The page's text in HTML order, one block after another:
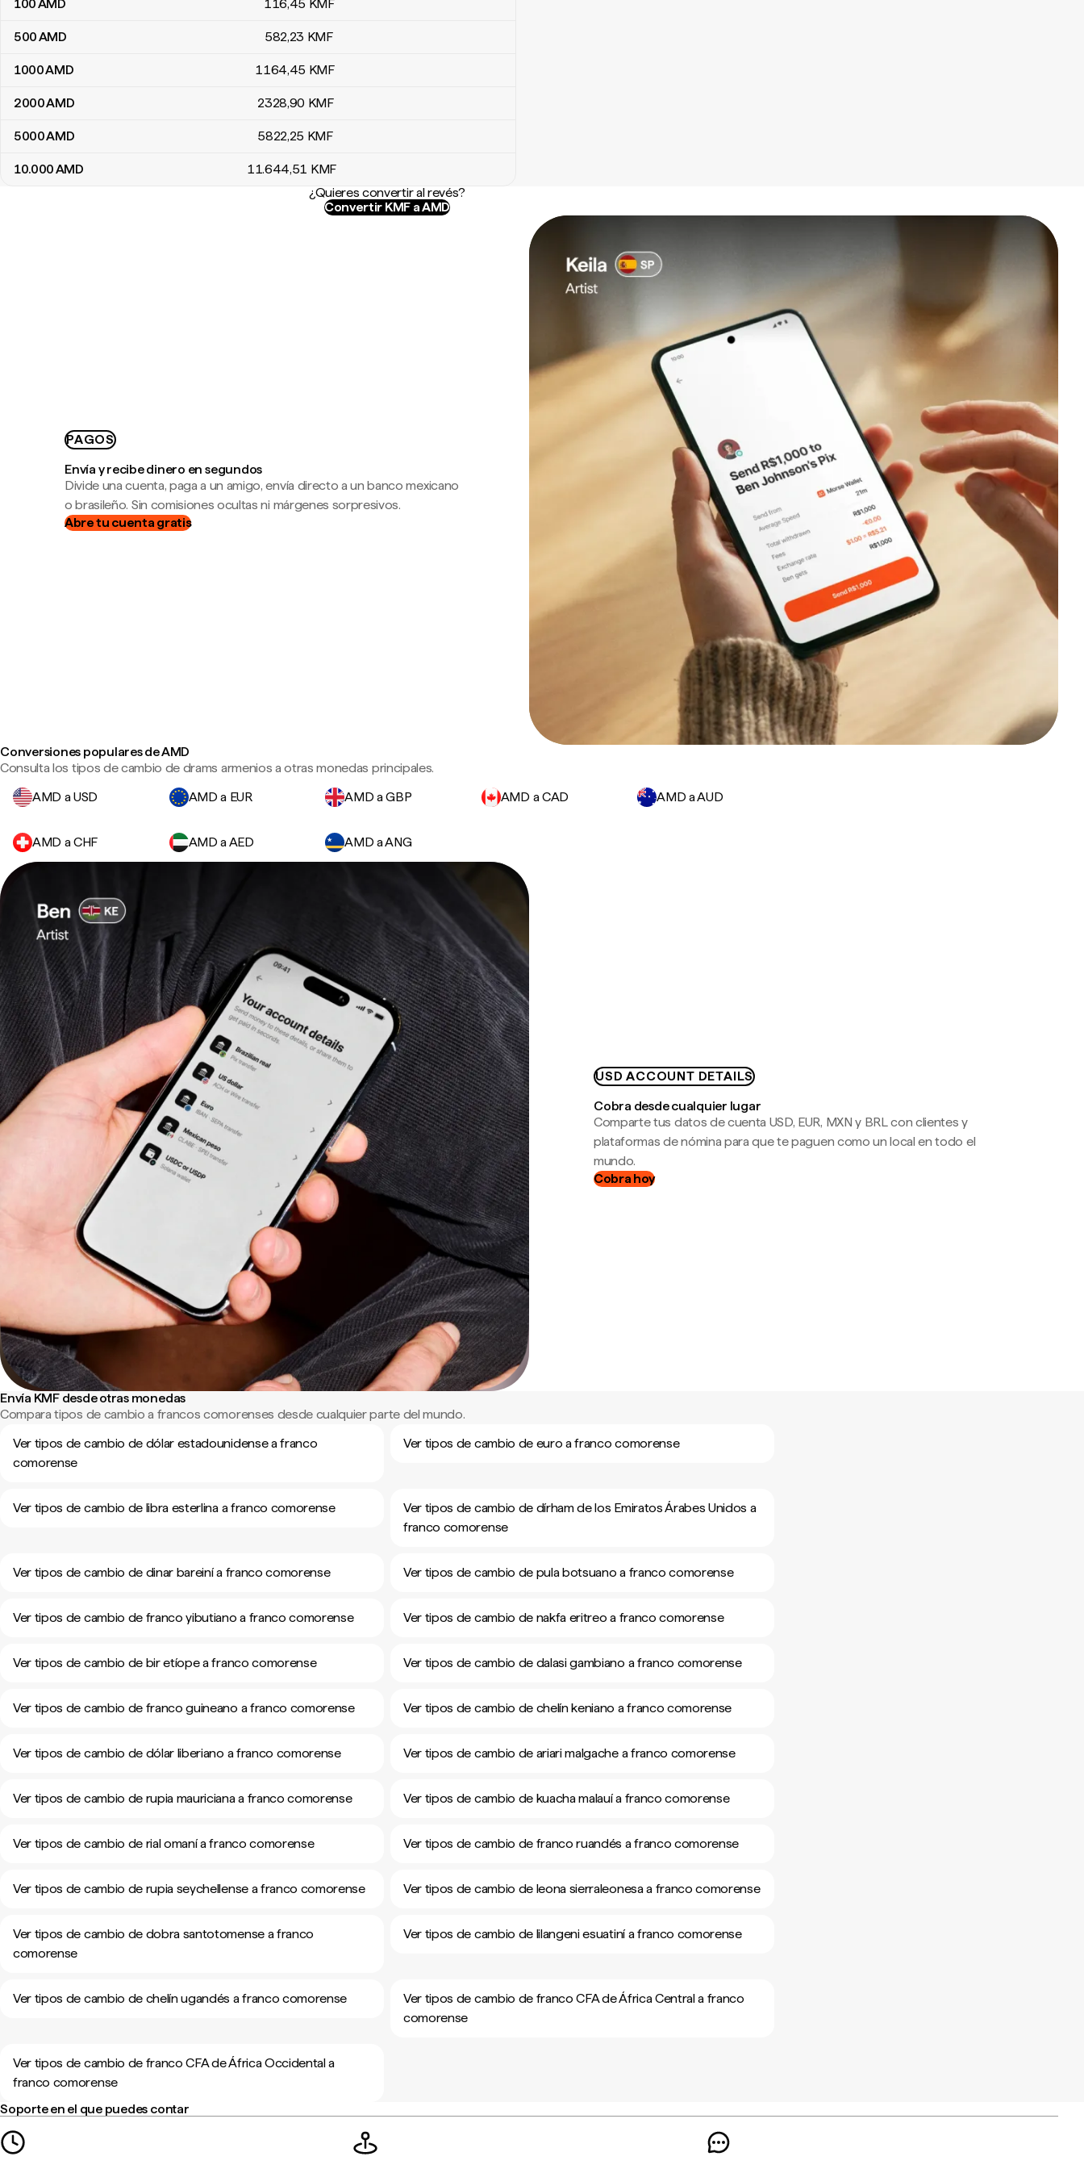
100AMD 116,45 KMF
500AMD 582,23 KMF
1000AMD 1164,45 KMF
2000AMD 2328,90 KMF
5000AMD 5822,25 KMF
10.000AMD 11.644,51 KMF
¿Quieres convertir al revés?
Convertir KMF a AMD
PAGOS
Envía y recibe dinero en segundos
Divide una cuenta, paga a un amigo, envía directo a un banco mexicano
o brasileño. Sin comisiones ocultas ni márgenes sorpresivos.
Abre tu cuenta gratis
Conversiones populares de AMD
Consulta los tipos de cambio de drams armenios a otras monedas principales.
AMD a USD
AMD a EUR AMD a GBP AMD a CAD AMD a AUD
AMD a CHF AMD a AED AMD a ANG
USD ACCOUNT DETAILS
Cobra desde cualquier lugar
Comparte tus datos de cuenta USD, EUR, MXN y BRL con clientes y
plataformas de nómina para que te paguen como un local en todo el
mundo.
Cobra hoy
Envía KMF desde otras monedas
Compara tipos de cambio a francos comorenses desde cualquier parte del mundo.
Ver tipos de cambio de dólar estadounidense a franco
comorense
Ver tipos de cambio de euro a franco comorense
Ver tipos de cambio de libra esterlina a franco comorense
Ver tipos de cambio de dírham de los Emiratos Árabes Unidos a
franco comorense
Ver tipos de cambio de dinar bareiní a franco comorense Ver tipos de cambio de pula botsuano a franco comorense
Ver tipos de cambio de franco yibutiano a franco comorense Ver tipos de cambio de nakfa eritreo a franco comorense
Ver tipos de cambio de bir etíope a franco comorense Ver tipos de cambio de dalasi gambiano a franco comorense
Ver tipos de cambio de franco guineano a franco comorense Ver tipos de cambio de chelín keniano a franco comorense
Ver tipos de cambio de dólar liberiano a franco comorense Ver tipos de cambio de ariari malgache a franco comorense
Ver tipos de cambio de rupia mauriciana a franco comorense Ver tipos de cambio de kuacha malauí a franco comorense
Ver tipos de cambio de rial omaní a franco comorense Ver tipos de cambio de franco ruandés a franco comorense
Ver tipos de cambio de rupia seychellense a franco comorense Ver tipos de cambio de leona sierraleonesa a franco comorense
Ver tipos de cambio de dobra santotomense a franco
comorense
Ver tipos de cambio de lilangeni esuatiní a franco comorense
Ver tipos de cambio de chelín ugandés a franco comorense
Ver tipos de cambio de franco CFA de África Central a franco
comorense
Ver tipos de cambio de franco CFA de África Occidental a
franco comorense
Soporte en el que puedes contar